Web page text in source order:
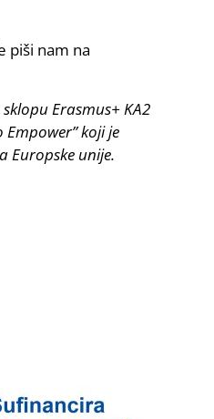
piši nam na
Erasmus+ KA2
koji je
Europske unije.